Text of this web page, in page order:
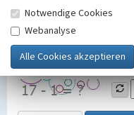
Sicherheitsabfrage
Grafik ein
Notwendige Cookies
Webanalyse